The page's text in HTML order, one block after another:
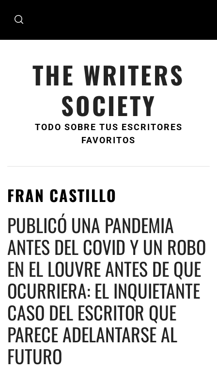
THE WRITERS
SOCIETY
TODO SOBRE TUS ESCRITORES
FAVORITOS
FRAN CASTILLO
PUBLICÓ UNA PANDEMIA
ANTES DEL COVID Y UN ROBO
EN EL LOUVRE ANTES DE QUE
OCURRIERA: EL INQUIETANTE
CASO DEL ESCRITOR QUE
PARECE ADELANTARSE AL
FUTURO